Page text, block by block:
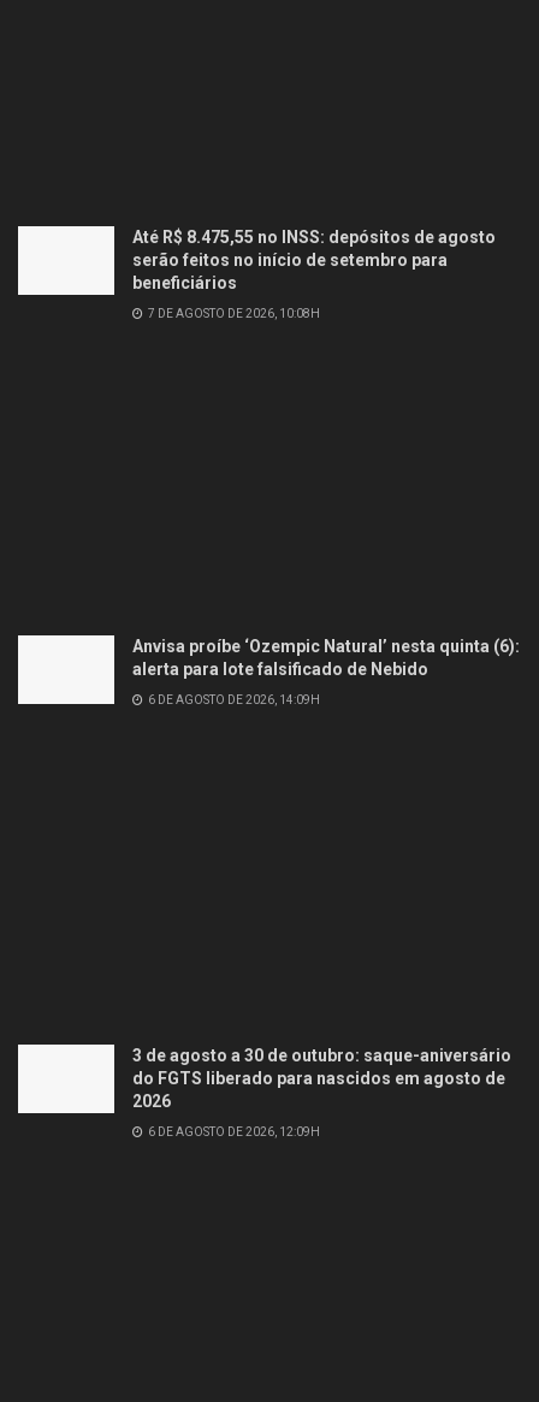
Até R$ 8.475,55 no INSS: depósitos de agosto
serão feitos no início de setembro para
beneficiários
7 DE AGOSTO DE 2026, 10:08H
Anvisa proíbe ‘Ozempic Natural’ nesta quinta (6):
alerta para lote falsificado de Nebido
6 DE AGOSTO DE 2026, 14:09H
3 de agosto a 30 de outubro: saque-aniversário
do FGTS liberado para nascidos em agosto de
2026
6 DE AGOSTO DE 2026, 12:09H